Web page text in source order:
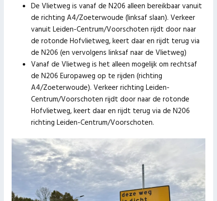
De Vlietweg is vanaf de N206 alleen bereikbaar vanuit
de richting A4/Zoeterwoude (linksaf slaan). Verkeer
vanuit Leiden-Centrum/Voorschoten rijdt door naar
de rotonde Hofvlietweg, keert daar en rijdt terug via
de N206 (en vervolgens linksaf naar de Vlietweg)
Vanaf de Vlietweg is het alleen mogelijk om rechtsaf
de N206 Europaweg op te rijden (richting
A4/Zoeterwoude). Verkeer richting Leiden-
Centrum/Voorschoten rijdt door naar de rotonde
Hofvlietweg, keert daar en rijdt terug via de N206
richting Leiden-Centrum/Voorschoten.